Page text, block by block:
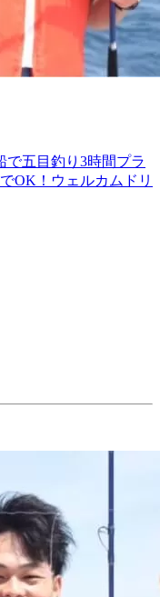
で五目釣り3時間プラ
OK！ウェルカムドリ